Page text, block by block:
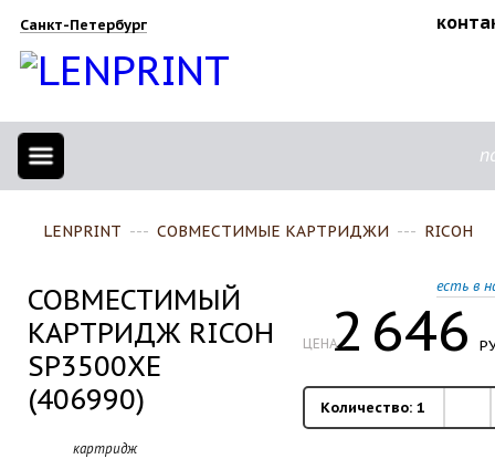
Санкт-Петербург
LENPRINT --- СОВМЕСТИМЫЕ КАРТРИДЖИ --- RICOH
ЦЕНА2 646
есть в
Количество: 1
СОВМЕСТИМЫЙ
КАРТРИДЖ RICOH
SP3500XE
(406990)
картридж